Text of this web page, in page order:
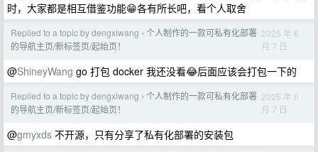
时，大家都是相互借鉴功能😁各有所长吧，看个人取舍
Replied to a topic by dengxiwang › 个人制作的一款可私有化部署
的导航主页/新标签页/起始页！
2025 年 6
月 7 日
@ShineyWang go 打包 docker 我还没看😂后面应该会打包一下的
Replied to a topic by dengxiwang › 个人制作的一款可私有化部署
的导航主页/新标签页/起始页！
2025 年 6
月 7 日
@gmyxds 不开源，只有分享了私有化部署的安装包